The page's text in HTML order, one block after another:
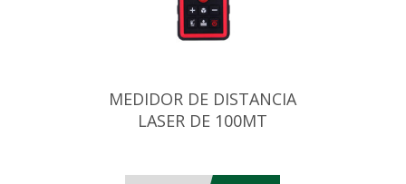
MEDIDOR DE DISTANCIA
LASER DE 100MT